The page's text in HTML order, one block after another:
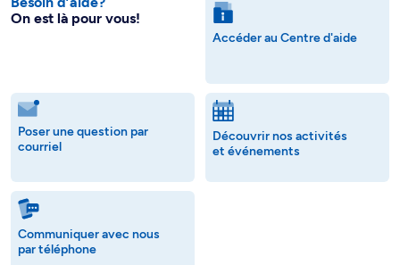
On est là pour vous!
Accéder au Centre d'aide
Poser une question par
courriel
Découvrir nos activités
et événements
Communiquer avec nous
par téléphone